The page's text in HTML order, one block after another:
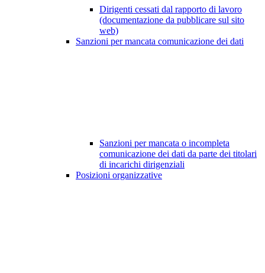
Dirigenti cessati dal rapporto di lavoro
(documentazione da pubblicare sul sito
web)
Sanzioni per mancata comunicazione dei dati
Sanzioni per mancata o incompleta
comunicazione dei dati da parte dei titolari
di incarichi dirigenziali
Posizioni organizzative